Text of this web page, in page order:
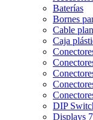
Baterías
Bornes
Cable
Caja
DIP
Displays